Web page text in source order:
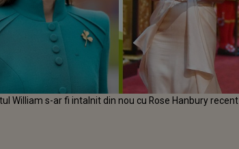
William s-ar fi intalnit din nou cu Rose Hanbury recent